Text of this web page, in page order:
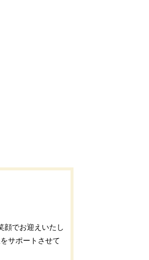
顔でお迎えいたし
サポートさせて